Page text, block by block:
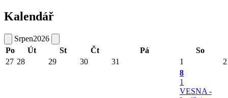
Kalendář
Srpen2026
Po
Út St Čt Pá
So
27 28 29 30 31 1 2
8
1
VESNA -